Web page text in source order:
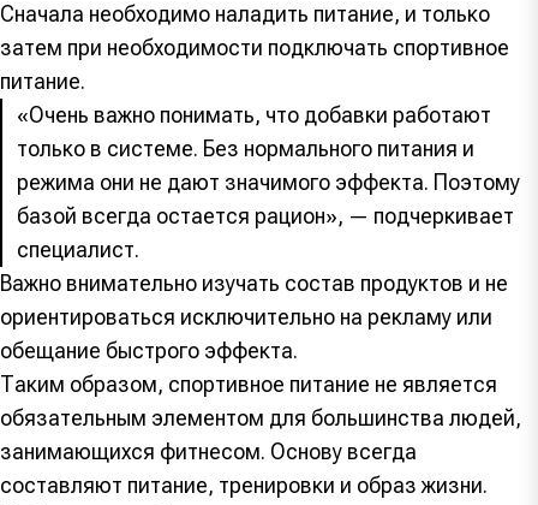
Сначала необходимо наладить питание, и только
затем при необходимости подключать спортивное
питание.
«Очень важно понимать, что добавки работают
только в системе. Без нормального питания и
режима они не дают значимого эффекта. Поэтому
базой всегда остается рацион», — подчеркивает
специалист.
Важно внимательно изучать состав продуктов и не
ориентироваться исключительно на рекламу или
обещание быстрого эффекта.
Таким образом, спортивное питание не является
обязательным элементом для большинства людей,
занимающихся фитнесом. Основу всегда
составляют питание, тренировки и образ жизни.